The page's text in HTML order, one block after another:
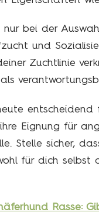
bei der
und
Zuchtlinie
Eignung für
Stelle sicher,
für dich
Rasse: